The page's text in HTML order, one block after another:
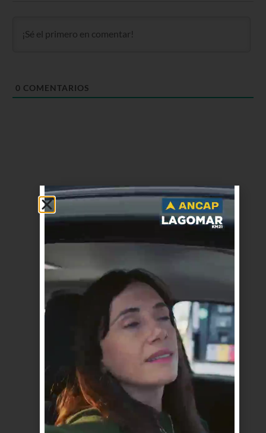
0 COMENTARIOS